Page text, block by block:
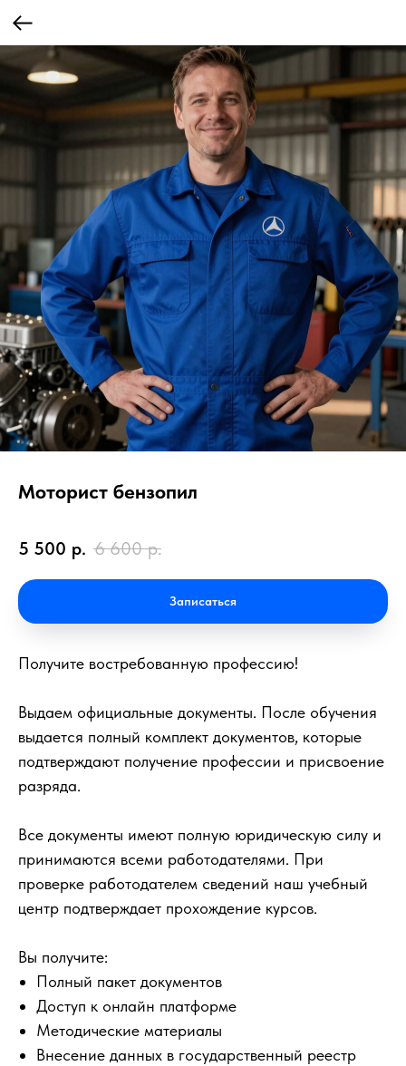
Моторист бензопил
5 500 р. 6 600 р.
Записаться
Получите востребованную профессию!
Выдаем официальные документы. После обучения
выдается полный комплект документов, которые
подтверждают получение профессии и присвоение
разряда.
Все документы имеют полную юридическую силу и
принимаются всеми работодателями. При
проверке работодателем сведений наш учебный
центр подтверждает прохождение курсов.
Вы получите:
Полный пакет документов
Доступ к онлайн платформе
Методические материалы
Внесение данных в государственный реестр